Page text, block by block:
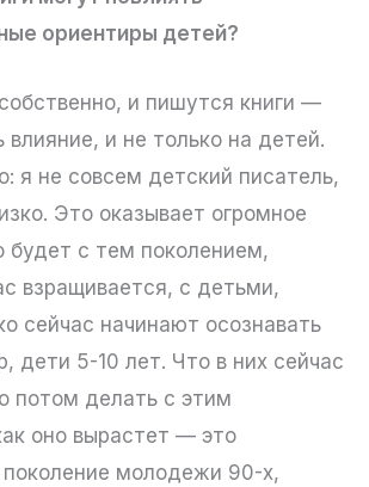
ориентиры детей?
и пишутся книги —
влияние, и не только на детей.
я не совсем детский писатель,
Это оказывает огромное
будет с тем поколением,
взращивается, с детьми,
сейчас начинают осознавать
дети 5-10 лет. Что в них сейчас
потом делать с этим
оно вырастет — это
поколение молодежи 90-х,